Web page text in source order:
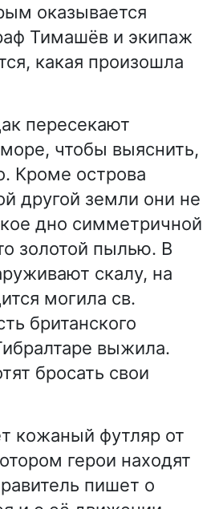
оказывается
Тимашёв и экипаж
какая произошла
пересекают
чтобы выяснить,
Кроме острова
другой земли они не
дно симметричной
золотой пылью. В
скалу, на
могила св.
британского
выжила.
бросать свои
кожаный футляр от
герои находят
пишет о